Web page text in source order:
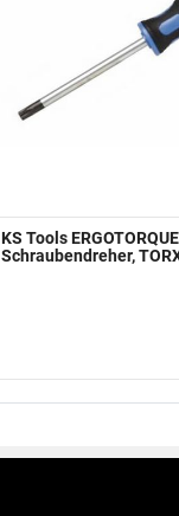
KS Tools ERGOTORQUE
Schraubendreher,